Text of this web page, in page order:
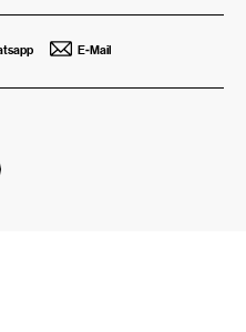
E-Mail